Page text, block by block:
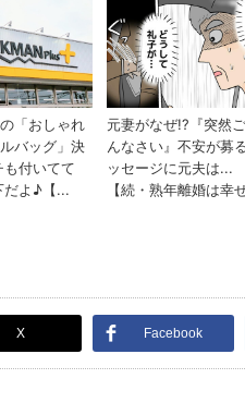
X Facebook